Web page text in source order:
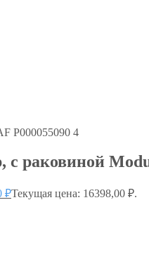
раковиной
₽Текущая цена: 16398,00 ₽.